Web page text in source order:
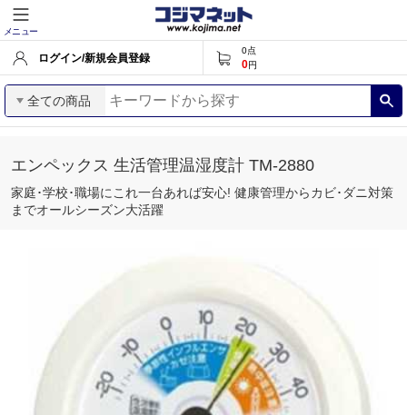
メニュー
ログイン/新規会員登録
0点
0円
全ての商品
エンペックス 生活管理温湿度計 TM‐2880
家庭･学校･職場にこれ一台あれば安心! 健康管理からカビ･ダニ対策
までオールシーズン大活躍